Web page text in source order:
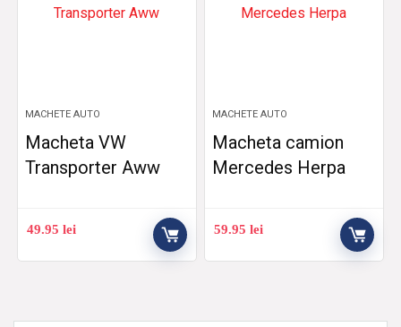
MACHETE AUTO
Macheta VW
Transporter Aww
49.95lei
MACHETE AUTO
Macheta camion
Mercedes Herpa
59.95lei